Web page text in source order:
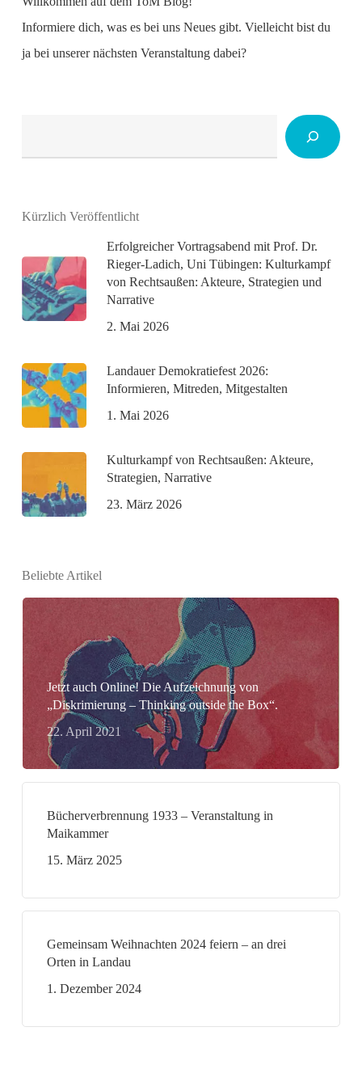
Informiere dich, was es bei uns Neues gibt. Vielleicht bist du
ja bei unserer nächsten Veranstaltung dabei?
Kürzlich Veröffentlicht
Erfolgreicher Vortragsabend mit Prof. Dr.
Rieger-Ladich, Uni Tübingen: Kulturkampf
von Rechtsaußen: Akteure, Strategien und
Narrative
2. Mai 2026
Landauer Demokratiefest 2026:
Informieren, Mitreden, Mitgestalten
1. Mai 2026
Kulturkampf von Rechtsaußen: Akteure,
Strategien, Narrative
23. März 2026
Beliebte Artikel
Jetzt auch Online! Die Aufzeichnung von
„Diskrimierung – Thinking outside the Box“.
22. April 2021
Bücherverbrennung 1933 – Veranstaltung in
Maikammer
15. März 2025
Gemeinsam Weihnachten 2024 feiern – an drei
Orten in Landau
1. Dezember 2024